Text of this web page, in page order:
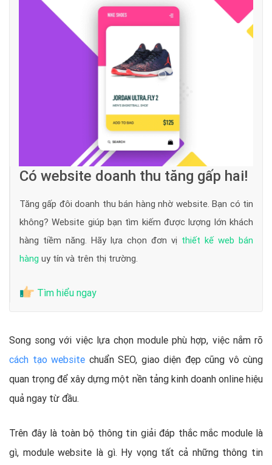
Có website doanh thu tăng gấp hai!
Tăng gấp đôi doanh thu bán hàng nhờ website. Bạn có tin
không? Website giúp bạn tìm kiếm được lượng lớn khách
hàng tiềm năng. Hãy lựa chọn đơn vị thiết kế web bán
hàng uy tín và trên thị trường.
Tìm hiểu ngay
Song song với việc lựa chọn module phù hợp, việc nắm rõ
cách tạo website chuẩn SEO, giao diện đẹp cũng vô cùng
quan trọng để xây dựng một nền tảng kinh doanh online hiệu
quả ngay từ đầu.
Trên đây là toàn bộ thông tin giải đáp thắc mắc module là
gì, module website là gì. Hy vọng tất cả những thông tin